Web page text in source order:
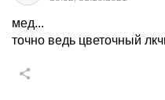
мед...
точно ведь цветочный